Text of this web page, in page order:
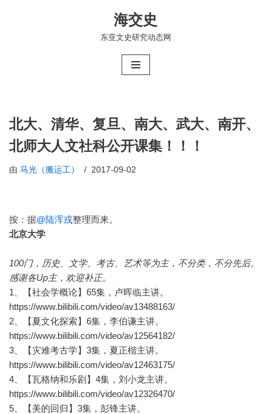
海交史
东亚文史研究动态网
北大、清华、复旦、南大、武大、南开、
北师大人文社科公开课集！！！
由 马光（搬运工） 2017-09-02
按：据@陆浑戎整理而来。
北京大学
100门，历史、文学、考古、艺术等为主，不分类，不分先后。
感谢各Up主，欢迎补正。
1、【社会学概论】65集，卢晖临主讲。
https://www.bilibili.com/video/av13488163/
2、【夏文化探索】6集，李伯谦主讲。
https://www.bilibili.com/video/av12564182/
3、【灾难考古学】3集，夏正楷主讲。
https://www.bilibili.com/video/av12463175/
4、【瓦格纳和乐剧】4集，刘小龙主讲。
https://www.bilibili.com/video/av12326470/
5、【美的回归】3集，彭锋主讲。